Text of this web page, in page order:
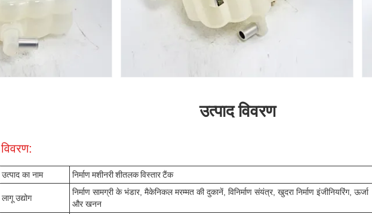
उत्पाद विवरण
विवरण:
उत्पाद का नाम निर्माण मशीनरी शीतलक विस्तार टैंक
लागू उद्योग
निर्माण सामग्री के भंडार, मैकेनिकल मरम्मत की दुकानें, विनिर्माण संयंत्र, खुदरा निर्माण इंजीनियरिंग, ऊर्जा
और खनन